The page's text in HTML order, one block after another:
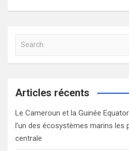
a
c
Articles récents
Le Cameroun et la Guinée
l’un des écosystèmes marins les
centrale